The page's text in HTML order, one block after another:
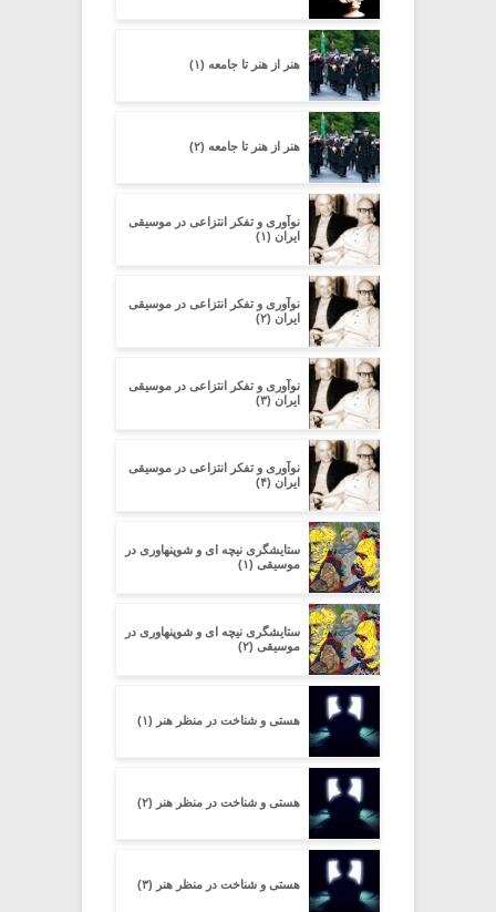
هنر از هنر تا جامعه (۱)
هنر از هنر تا جامعه (۲)
نوآوری و تفکر انتزاعی در موسیقی
ایران (۱)
نوآوری و تفکر انتزاعی در موسیقی
ایران (۲)
نوآوری و تفکر انتزاعی در موسیقی
ایران (۳)
نوآوری و تفکر انتزاعی در موسیقی
ایران (۴)
ستایشگری نیچه ای و شوپنهاوری در
موسیقی (۱)
ستایشگری نیچه ای و شوپنهاوری در
موسیقی (۲)
هستی و شناخت در منظر هنر (۱)
هستی و شناخت در منظر هنر (۲)
هستی و شناخت در منظر هنر (۳)